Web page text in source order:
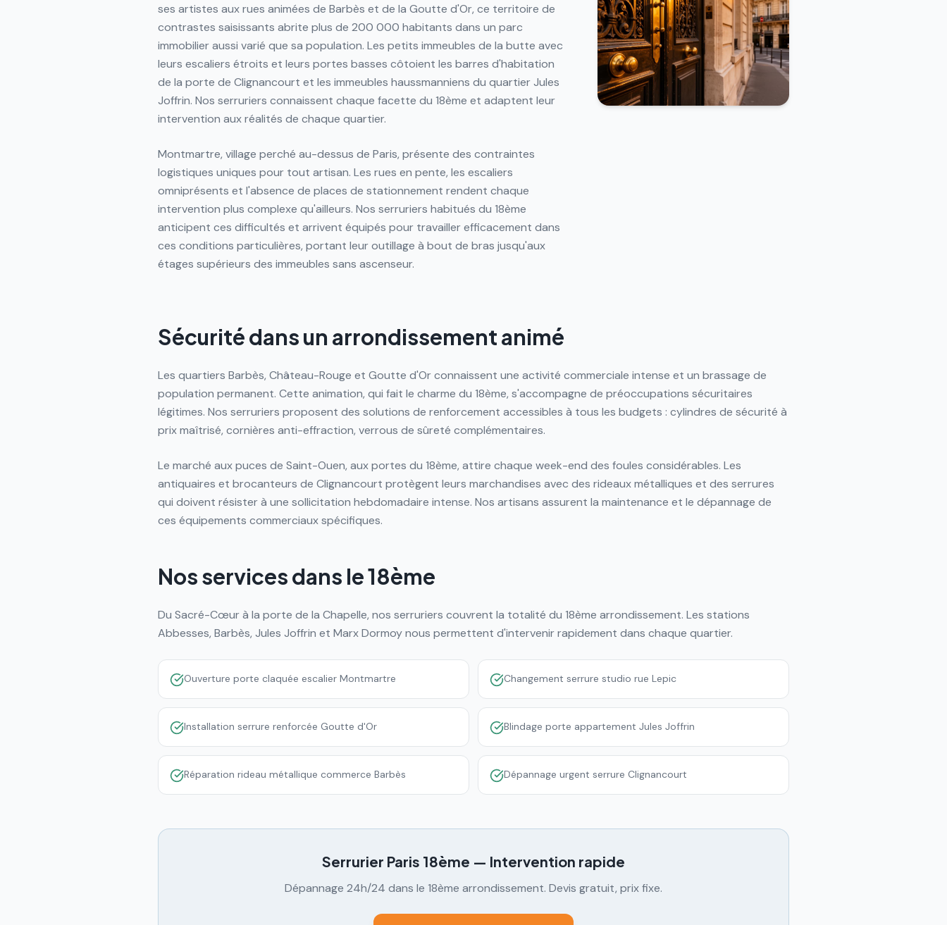
ses artistes aux rues animées de Barbès et de la Goutte d'Or, ce territoire de
contrastes saisissants abrite plus de 200 000 habitants dans un parc
immobilier aussi varié que sa population. Les petits immeubles de la butte avec
leurs escaliers étroits et leurs portes basses côtoient les barres d'habitation
de la porte de Clignancourt et les immeubles haussmanniens du quartier Jules
Joffrin. Nos serruriers connaissent chaque facette du 18ème et adaptent leur
intervention aux réalités de chaque quartier.
Montmartre, village perché au-dessus de Paris, présente des contraintes
logistiques uniques pour tout artisan. Les rues en pente, les escaliers
omniprésents et l'absence de places de stationnement rendent chaque
intervention plus complexe qu'ailleurs. Nos serruriers habitués du 18ème
anticipent ces difficultés et arrivent équipés pour travailler efficacement dans
ces conditions particulières, portant leur outillage à bout de bras jusqu'aux
étages supérieurs des immeubles sans ascenseur.
Sécurité dans un arrondissement animé
Les quartiers Barbès, Château-Rouge et Goutte d'Or connaissent une activité commerciale intense et un brassage de
population permanent. Cette animation, qui fait le charme du 18ème, s'accompagne de préoccupations sécuritaires
légitimes. Nos serruriers proposent des solutions de renforcement accessibles à tous les budgets : cylindres de sécurité à
prix maîtrisé, cornières anti-effraction, verrous de sûreté complémentaires.
Le marché aux puces de Saint-Ouen, aux portes du 18ème, attire chaque week-end des foules considérables. Les
antiquaires et brocanteurs de Clignancourt protègent leurs marchandises avec des rideaux métalliques et des serrures
qui doivent résister à une sollicitation hebdomadaire intense. Nos artisans assurent la maintenance et le dépannage de
ces équipements commerciaux spécifiques.
Nos services dans le 18ème
Du Sacré-Cœur à la porte de la Chapelle, nos serruriers couvrent la totalité du 18ème arrondissement. Les stations
Abbesses, Barbès, Jules Joffrin et Marx Dormoy nous permettent d'intervenir rapidement dans chaque quartier.
Ouverture porte claquée escalier Montmartre Changement serrure studio rue Lepic
Installation serrure renforcée Goutte d'Or Blindage porte appartement Jules Joffrin
Réparation rideau métallique commerce Barbès Dépannage urgent serrure Clignancourt
Serrurier Paris 18ème — Intervention rapide
Dépannage 24h/24 dans le 18ème arrondissement. Devis gratuit, prix fixe.